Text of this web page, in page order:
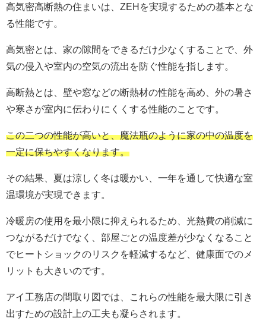
高気密高断熱の住まいは、ZEHを実現するための基本とな
る性能です。
高気密とは、家の隙間をできるだけ少なくすることで、外
気の侵入や室内の空気の流出を防ぐ性能を指します。
高断熱とは、壁や窓などの断熱材の性能を高め、外の暑さ
や寒さが室内に伝わりにくくする性能のことです。
この二つの性能が高いと、魔法瓶のように家の中の温度を
一定に保ちやすくなります。
その結果、夏は涼しく冬は暖かい、一年を通して快適な室
温環境が実現できます。
冷暖房の使用を最小限に抑えられるため、光熱費の削減に
つながるだけでなく、部屋ごとの温度差が少なくなること
でヒートショックのリスクを軽減するなど、健康面でのメ
リットも大きいのです。
アイ工務店の間取り図では、これらの性能を最大限に引き
出すための設計上の工夫も凝らされます。